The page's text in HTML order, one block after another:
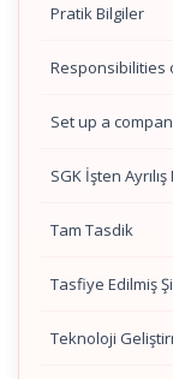
Pratik Bilgiler
Responsibilities
Set up a
SGK İşten
Tam Tasdik
Tasfiye Edilmiş
Teknoloji